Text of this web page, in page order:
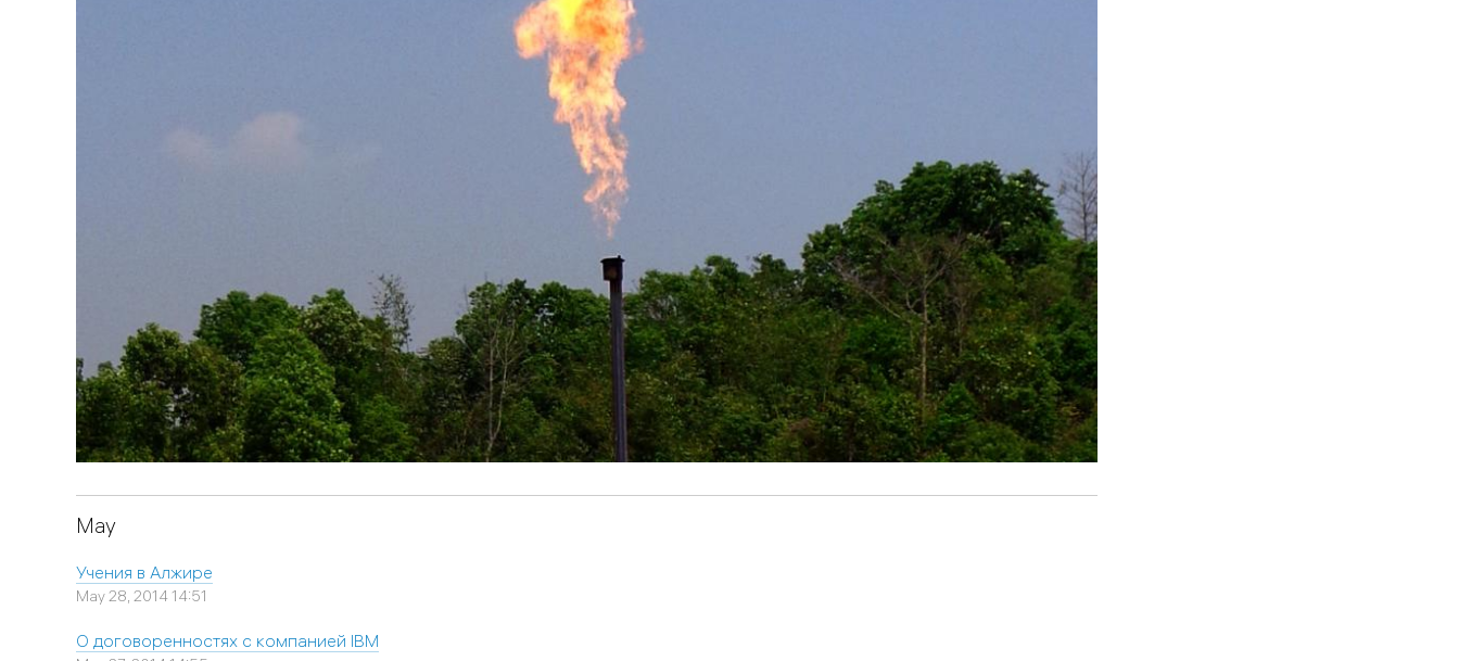
May
Учения в Алжире
May 28, 2014 14:51
О договоренностях с компанией IBM